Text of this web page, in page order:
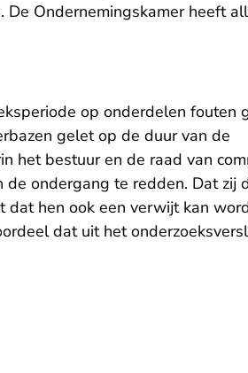
Ondernemingskamer heeft
op onderdelen fouten
gelet op de duur van de
het bestuur en de raad van
de ondergang te redden. Dat zij
dat hen ook een verwijt kan
dat uit het